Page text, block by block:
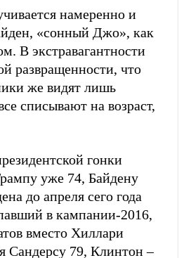
намеренно и
«сонный Джо», как
В экстравагантности
развращенности, что
же видят лишь
списывают на возраст,
гонки
уже 74, Байдену
до апреля сего года
в кампании-2016,
вместо Хиллари
Сандерсу 79, Клинтон –